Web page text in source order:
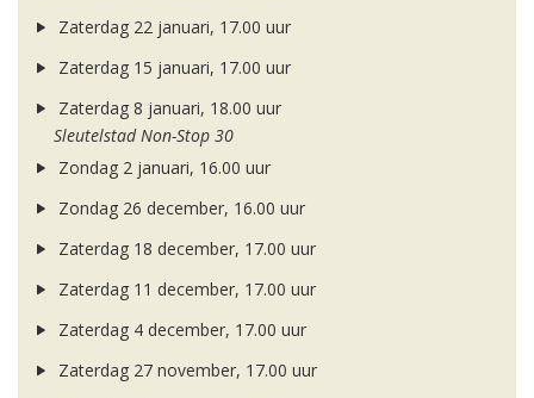
Zaterdag 22 januari, 17.00 uur
Zaterdag 15 januari, 17.00 uur
Zaterdag 8 januari, 18.00 uur
Sleutelstad Non-Stop 30
Zondag 2 januari, 16.00 uur
Zondag 26 december, 16.00 uur
Zaterdag 18 december, 17.00 uur
Zaterdag 11 december, 17.00 uur
Zaterdag 4 december, 17.00 uur
Zaterdag 27 november, 17.00 uur